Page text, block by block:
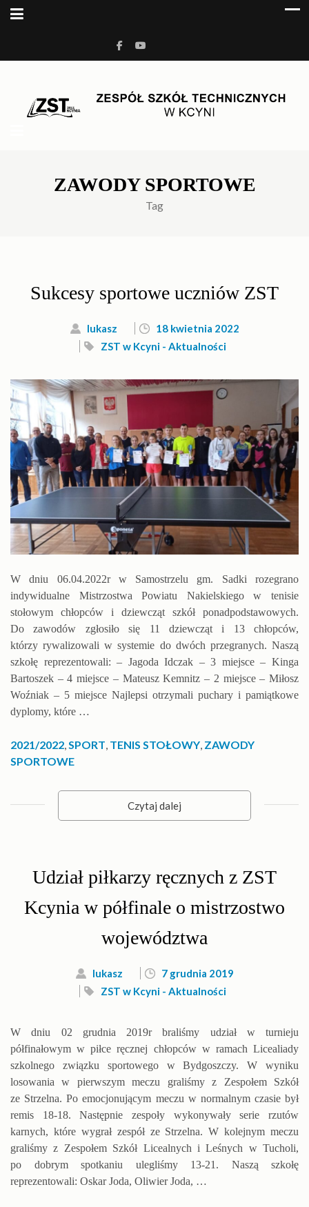
ZAWODY SPORTOWE
Tag
Sukcesy sportowe uczniów ZST
lukasz
18 kwietnia 2022
ZST w Kcyni - Aktualności
W dniu 06.04.2022r w Samostrzelu gm. Sadki rozegrano
indywidualne Mistrzostwa Powiatu Nakielskiego w tenisie
stołowym chłopców i dziewcząt szkół ponadpodstawowych.
Do zawodów zgłosiło się 11 dziewcząt i 13 chłopców,
którzy rywalizowali w systemie do dwóch przegranych. Naszą
szkołę reprezentowali: – Jagoda Idczak – 3 miejsce – Kinga
Bartoszek – 4 miejsce – Mateusz Kemnitz – 2 miejsce – Miłosz
Woźniak – 5 miejsce Najlepsi otrzymali puchary i pamiątkowe
dyplomy, które …
2021/2022,SPORT, TENIS STOŁOWY, ZAWODY
SPORTOWE
Czytaj dalej
Udział piłkarzy ręcznych z ZST
Kcynia w półfinale o mistrzostwo
województwa
lukasz
7 grudnia 2019
ZST w Kcyni - Aktualności
W dniu 02 grudnia 2019r braliśmy udział w turnieju
półfinałowym w piłce ręcznej chłopców w ramach Licealiady
szkolnego związku sportowego w Bydgoszczy. W wyniku
losowania w pierwszym meczu graliśmy z Zespołem Szkół
ze Strzelna. Po emocjonującym meczu w normalnym czasie był
remis 18-18. Następnie zespoły wykonywały serie rzutów
karnych, które wygrał zespół ze Strzelna. W kolejnym meczu
graliśmy z Zespołem Szkół Licealnych i Leśnych w Tucholi,
po dobrym spotkaniu ulegliśmy 13-21. Naszą szkołę
reprezentowali: Oskar Joda, Oliwier Joda, …